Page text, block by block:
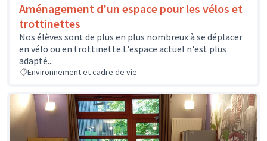
Aménagement d'un espace pour les vélos et
trottinettes
Nos élèves sont de plus en plus nombreux à se déplacer
en vélo ou en trottinette.L'espace actuel n'est plus
adapté...
Environnement et cadre de vie